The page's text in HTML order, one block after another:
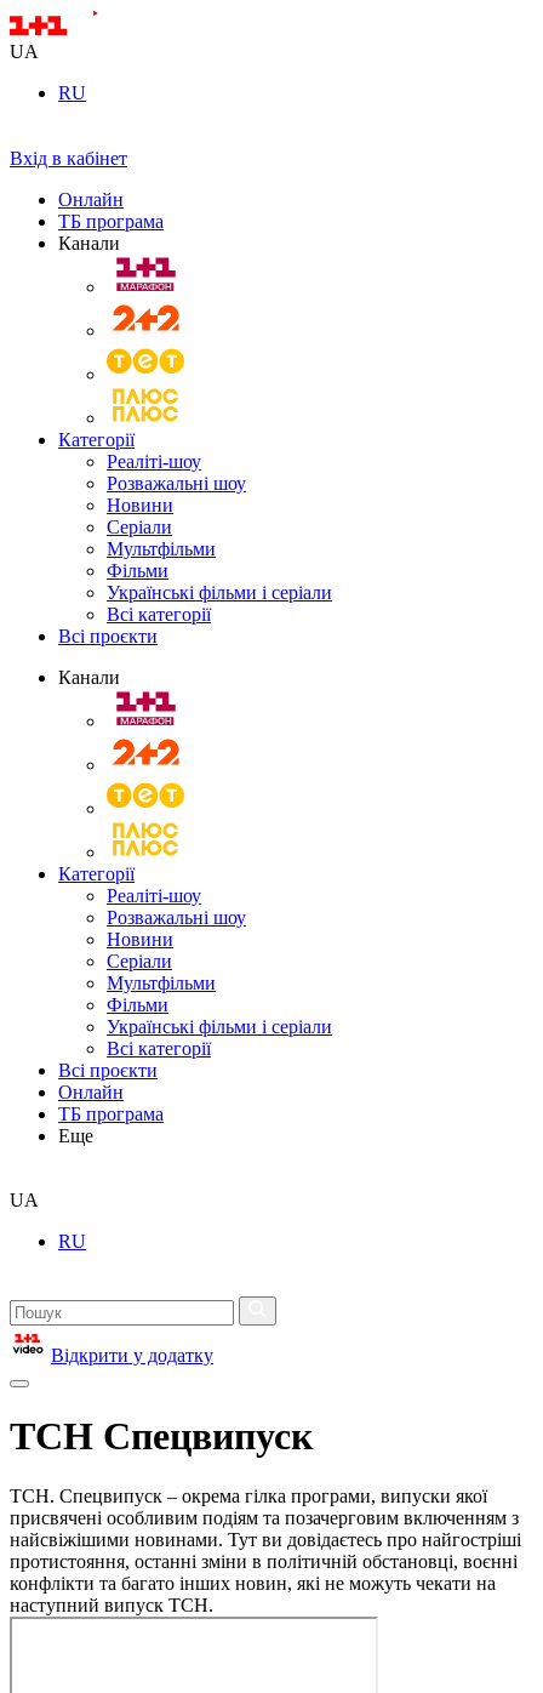
UA
RU
Вхід в кабінет
Онлайн
ТБ програма
Канали
Категорії
Реаліті-шоу
Розважальні шоу
Новини
Серіали
Мультфільми
Фільми
Українські фільми і серіали
Всі категорії
Всі проєкти
Канали
Категорії
Реаліті-шоу
Розважальні шоу
Новини
Серіали
Мультфільми
Фільми
Українські фільми і серіали
Всі категорії
Всі проєкти
Онлайн
ТБ програма
Еще
UA
RU
Відкрити у додатку
ТСН Спецвипуск
ТСН. Спецвипуск – окрема гілка програми, випуски якої
присвячені особливим подіям та позачерговим включенням з
найсвіжішими новинами. Тут ви довідаєтесь про найгостріші
протистояння, останні зміни в політичній обстановці, воєнні
конфлікти та багато інших новин, які не можуть чекати на
наступний випуск ТСН.